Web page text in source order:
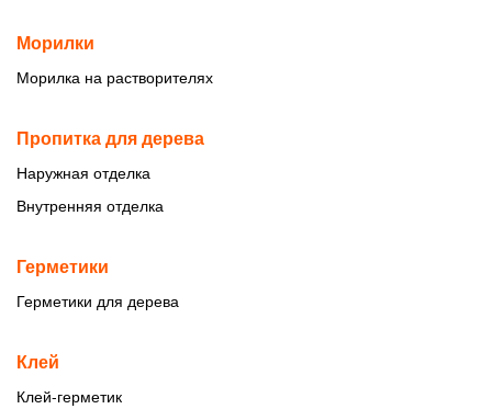
Морилки
Морилка на растворителях
Пропитка для дерева
Наружная отделка
Внутренняя отделка
Герметики
Герметики для дерева
Клей
Клей-герметик